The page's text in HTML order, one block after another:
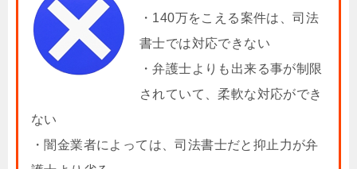
・140万をこえる案件は、司法
書士では対応できない
・弁護士よりも出来る事が制限
されていて、柔軟な対応ができ
ない
・闇金業者によっては、司法書士だと抑止力が弁